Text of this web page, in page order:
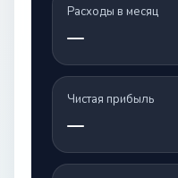
Расходы в месяц
—
Чистая прибыль
—